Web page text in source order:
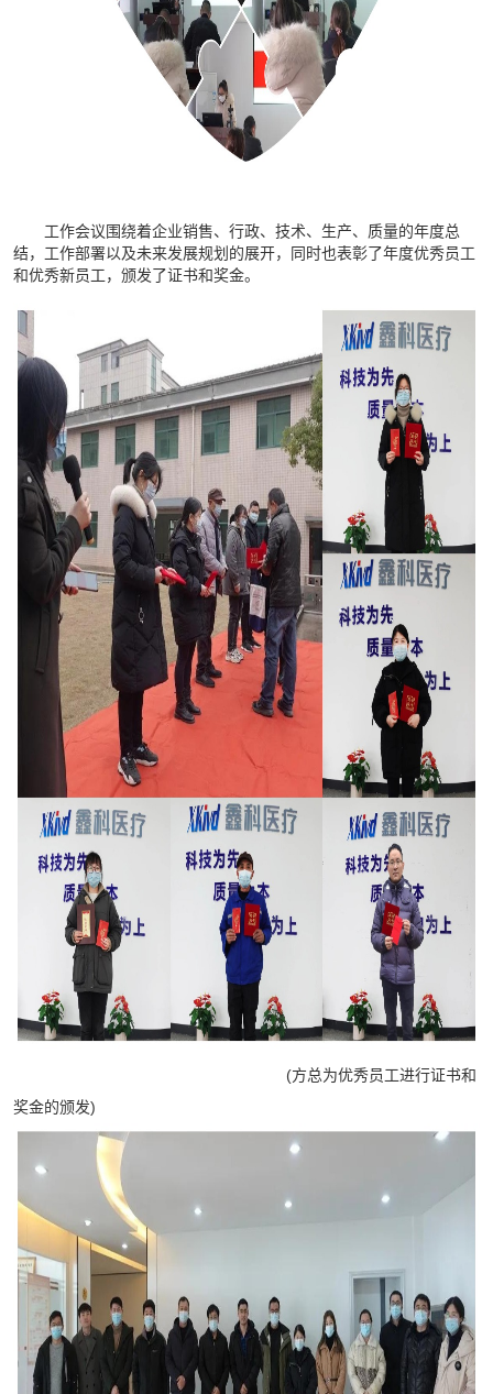
工作会议围绕着企业销售、行政、技术、生产、质量的年度总
结，工作部署以及未来发展规划的展开，同时也表彰了年度优秀员工
和优秀新员工，颁发了证书和奖金。
(方总为优秀员工进行证书和
奖金的颁发)